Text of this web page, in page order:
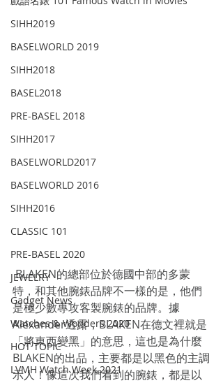
SIHH2019
BASELWORLD 2019
SIHH2018
BASEL2018
PRE-BASEL 2018
SIHH2017
BASELWORLD2017
BASELWORLD 2016
SIHH2016
CLASSIC 101
PRE-BASEL 2020
JEWELRY
Gadget News
Watches & Wonders 2020
HOT TOPIC
LVMH Watch Week 2021
BLAKEN的總部位於德國中部的多蒙
特，和其他腕錶品牌不一樣的是，他們
是極少數專攻客製腕錶的品牌。據
Alexander透露，BLAKEN在德文裡就是
「將東西變黑」的意思，這也是為什麼
BLAKEN的出品，主要都是以黑色的主調
示人！像這次我們看到的腕錶，都是以